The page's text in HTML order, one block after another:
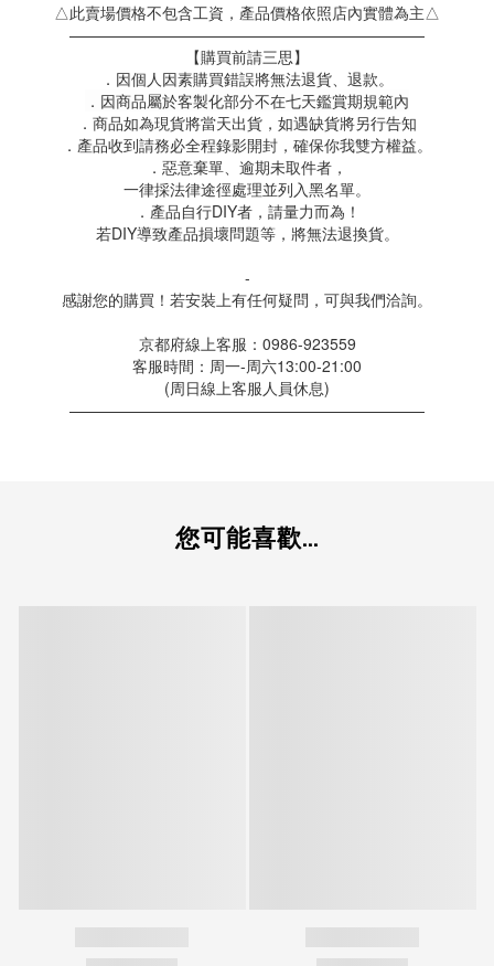
△此賣場價格不包含工資，產品價格依照店內實體為主△
———————————————————————
【購買前請三思】
．因個人因素購買錯誤將無法退貨、退款。
．因商品屬於客製化部分不在七天鑑賞期規範內
．商品如為現貨將當天出貨，如遇缺貨將另行告知
．產品收到請務必全程錄影開封，確保你我雙方權益。
．惡意棄單、逾期未取件者，
一律採法律途徑處理並列入黑名單。
．產品自行DIY者，請量力而為！
若DIY導致產品損壞問題等，將無法退換貨。
-
感謝您的購買！若安裝上有任何疑問，可與我們洽詢。
京都府線上客服：0986-923559
客服時間：周一-周六13:00-21:00
(周日線上客服人員休息)
———————————————————————
您可能喜歡...